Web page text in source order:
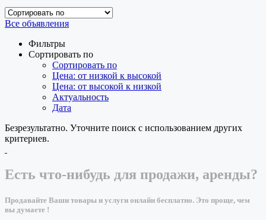
Все объявления
Фильтры
Сортировать по
Сортировать по
Цена: от низкой к высокой
Цена: от высокой к низкой
Актуальность
Дата
Безрезультатно. Уточните поиск с использованием других
критериев.
Есть что-нибудь для продажи, аренды?
Продавайте Ваши товары и услуги онлайн бесплатно. Это проще, чем
вы думаете !